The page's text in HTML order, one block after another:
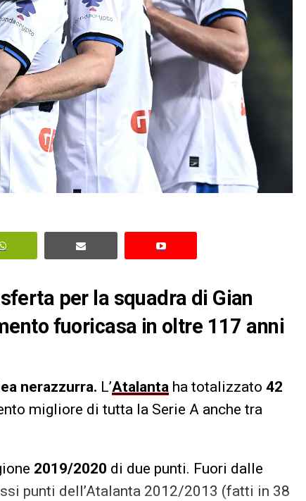
per la squadra di Gian
fuoricasa in oltre 117 anni
nerazzurra. L’Atalanta ha totalizzato 42
migliore di tutta la Serie A anche tra
2019/2020 di due punti. Fuori dalle
punti dell’Atalanta 2012/2013 (fatti in 38